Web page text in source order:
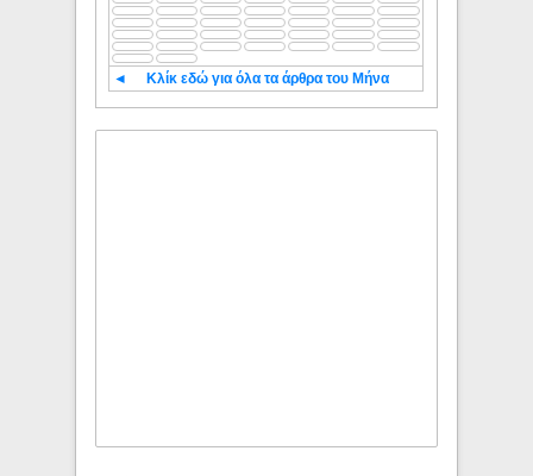
◄ Κλίκ εδώ για όλα τα άρθρα του Μήνα